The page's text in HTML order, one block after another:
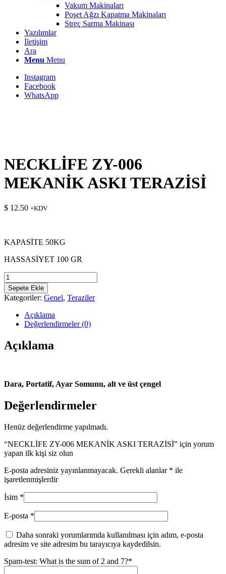
Vakum Makinaları
Poşet Ağzı Kapatma Makinaları
Streç Sarma Makinası
Yazılımlar
İletişim
Ara
Menu Menu
Instagram
Facebook
WhatsApp
NECKLİFE ZY-006
MEKANİK ASKI TERAZİSİ
$ 12.50 +KDV
KAPASİTE 50KG
HASSASİYET 100 GR
NECKLİFE
ZY-
006
MEKANİK
ASKI
TERAZİSİ
Sepete Ekle
Kategoriler: Genel, Teraziler
Açıklama
Değerlendirmeler (0)
Açıklama
Dara, Portatif, Ayar Somunu, alt ve üst çengel
Değerlendirmeler
Henüz değerlendirme yapılmadı.
“NECKLİFE ZY-006 MEKANİK ASKI TERAZİSİ” için yorum
yapan ilk kişi siz olun
E-posta adresiniz yayınlanmayacak. Gerekli alanlar * ile
işaretlenmişlerdir
İsim *
E-posta *
Daha sonraki yorumlarımda kullanılması için adım, e-posta
adresim ve site adresim bu tarayıcıya kaydedilsin.
Spam-test: What is the sum of 2 and 7?*